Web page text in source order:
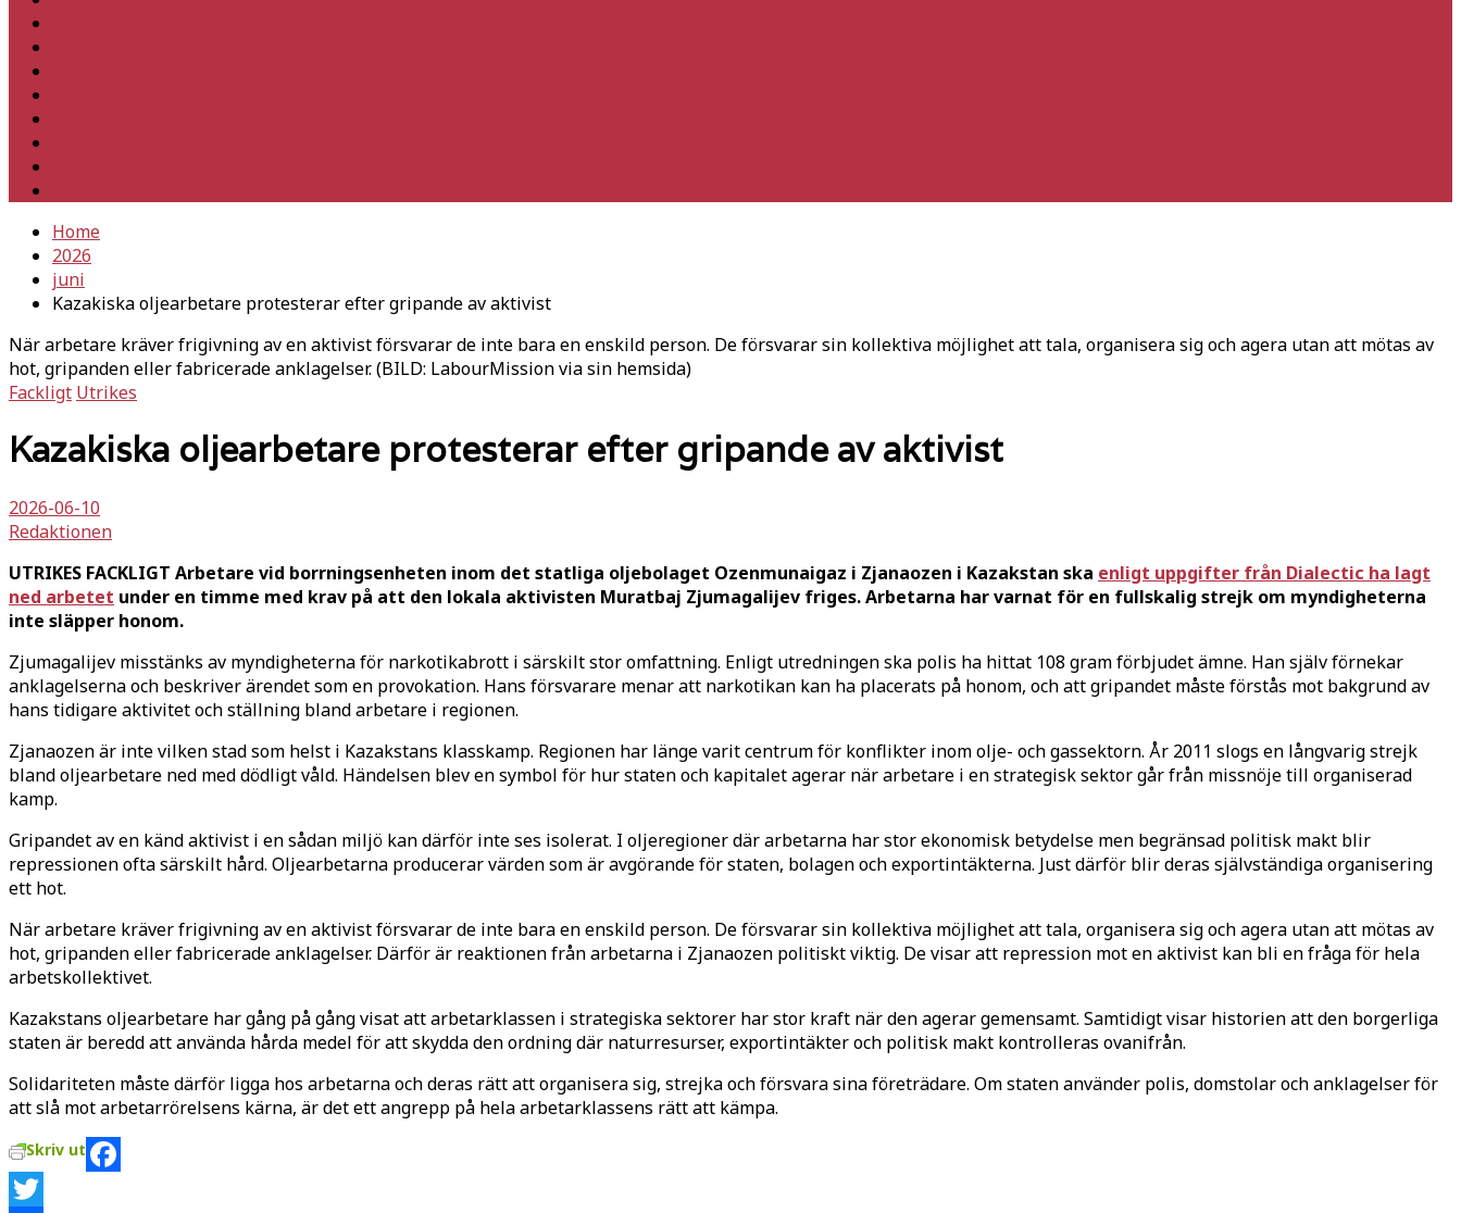
Home
2026
juni
Kazakiska olje­arbetare protesterar efter gripande av aktivist
När arbetare kräver frigivning av en aktivist försvarar de inte bara en enskild person. De försvarar sin kollektiva möjlighet att tala, organisera sig och agera utan att mötas av
hot, gripanden eller fabricerade anklagelser. (BILD: LabourMission via sin hemsida)
Fackligt Utrikes
Kazakiska olje­arbetare protesterar efter gripande av aktivist
2026-06-10
Redaktionen
UTRIKES FACKLIGT Arbetare vid borrningsenheten inom det statliga oljebolaget Ozenmunaigaz i Zjanaozen i Kazakstan ska enligt uppgifter från Dialectic ha lagt
ned arbetet under en timme med krav på att den lokala aktivisten Muratbaj Zjumagalijev friges. Arbetarna har varnat för en fullskalig strejk om myndigheterna
inte släpper honom.
Zjumagalijev misstänks av myndigheterna för narkotikabrott i särskilt stor omfattning. Enligt utredningen ska polis ha hittat 108 gram förbjudet ämne. Han själv förnekar
anklagelserna och beskriver ärendet som en provokation. Hans försvarare menar att narkotikan kan ha placerats på honom, och att gripandet måste förstås mot bakgrund av
hans tidigare aktivitet och ställning bland arbetare i regionen.
Zjanaozen är inte vilken stad som helst i Kazakstans klasskamp. Regionen har länge varit centrum för konflikter inom olje- och gassektorn. År 2011 slogs en långvarig strejk
bland olje­arbetare ned med dödligt våld. Händelsen blev en symbol för hur staten och kapitalet agerar när arbetare i en strategisk sektor går från missnöje till organiserad
kamp.
Gripandet av en känd aktivist i en sådan miljö kan därför inte ses isolerat. I olje­regioner där arbetarna har stor ekonomisk betydelse men begränsad politisk makt blir
repressionen ofta särskilt hård. Olje­arbetarna producerar värden som är avgörande för staten, bolagen och exportintäkterna. Just därför blir deras självständiga organisering
ett hot.
När arbetare kräver frigivning av en aktivist försvarar de inte bara en enskild person. De försvarar sin kollektiva möjlighet att tala, organisera sig och agera utan att mötas av
hot, gripanden eller fabricerade anklagelser. Därför är reaktionen från arbetarna i Zjanaozen politiskt viktig. De visar att repression mot en aktivist kan bli en fråga för hela
arbetskollektivet.
Kazakstans olje­arbetare har gång på gång visat att arbetarklassen i strategiska sektorer har stor kraft när den agerar gemensamt. Samtidigt visar historien att den borgerliga
staten är beredd att använda hårda medel för att skydda den ordning där naturresurser, exportintäkter och politisk makt kontrolleras ovanifrån.
Solidariteten måste därför ligga hos arbetarna och deras rätt att organisera sig, strejka och försvara sina företrädare. Om staten använder polis, domstolar och anklagelser för
att slå mot arbetarrörelsens kärna, är det ett angrepp på hela arbetarklassens rätt att kämpa.
Skriv ut
Facebook